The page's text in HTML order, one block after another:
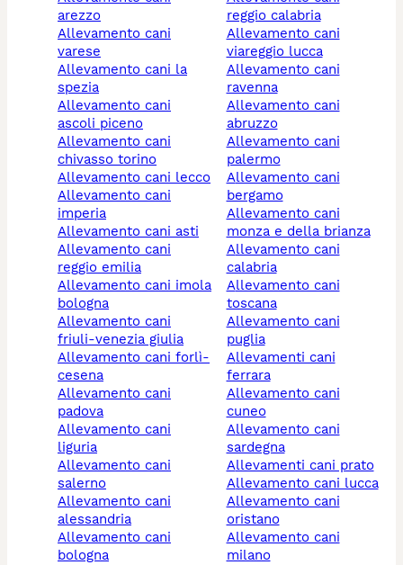
arezzo
allevamento cani
varese
allevamento cani la
spezia
allevamento cani
ascoli piceno
allevamento cani
chivasso torino
allevamento cani lecco
allevamento cani
imperia
allevamento cani asti
allevamento cani
reggio emilia
allevamento cani imola
bologna
allevamento cani
friuli-venezia giulia
allevamento cani forlì-
cesena
allevamento cani
padova
allevamento cani
liguria
allevamento cani
salerno
allevamento cani
alessandria
allevamento cani
bologna
reggio calabria
allevamento cani
viareggio lucca
allevamento cani
ravenna
allevamento cani
abruzzo
allevamento cani
palermo
allevamento cani
bergamo
allevamento cani
monza e della brianza
allevamento cani
calabria
allevamento cani
toscana
allevamento cani
puglia
allevamenti cani
ferrara
allevamento cani
cuneo
allevamento cani
sardegna
allevamenti cani prato
allevamento cani lucca
allevamento cani
oristano
allevamento cani
milano